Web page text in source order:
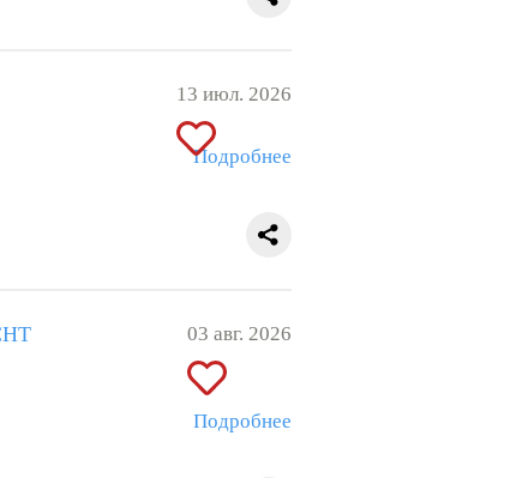
13 июл. 2026
Подробнее
03 авг. 2026
Подробнее